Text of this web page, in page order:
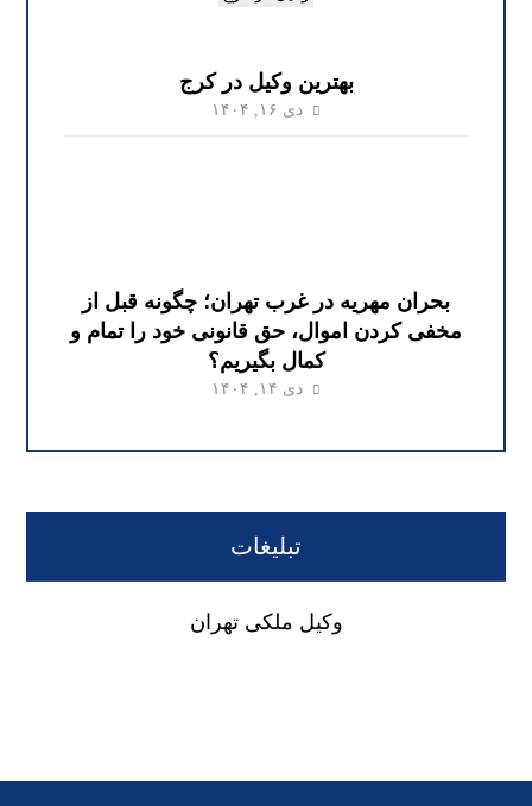
بهترین وکیل در کرج
دی ۱۶, ۱۴۰۴
بحران مهریه در غرب تهران؛ چگونه قبل از
مخفی کردن اموال، حق قانونی خود را تمام و
کمال بگیریم؟
دی ۱۴, ۱۴۰۴
تبلیغات
وکیل ملکی تهران